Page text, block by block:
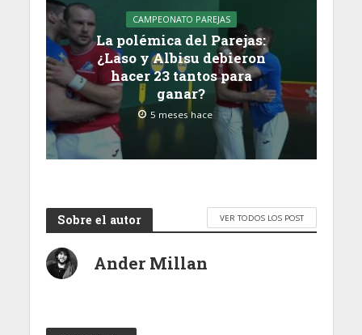
CAMPEONATO PAREJAS
La polémica del Parejas:
¿Laso y Albisu debieron
hacer 23 tantos para
ganar?
5 meses hace
Sobre el autor VER TODOS LOS POST
Ander Millan